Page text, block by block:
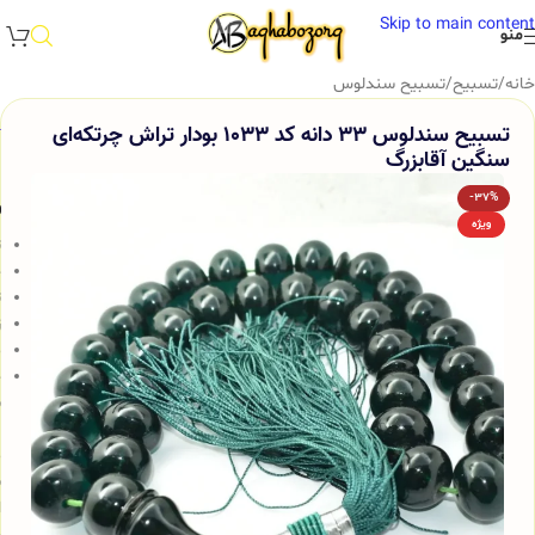
Skip to main content
منو
خانه/تسبیح/تسبیح سندلوس
تسبیح سندلوس 33 دانه کد 1033 بودار تراش چرتکه‌ای
سنگین آقابزرگ
-37%
ویژه